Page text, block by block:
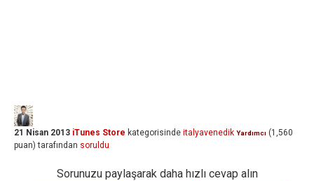
21 Nisan 2013 iTunes Store kategorisinde italyavenedik Yardımcı (1,560
puan) tarafından soruldu
Sorunuzu paylaşarak daha hızlı cevap alın